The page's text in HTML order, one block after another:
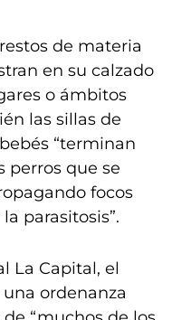
de materia
en su calzado
o ámbitos
las sillas de
“terminan
perros que se
focos
parasitosis”.
La Capital, el
ordenanza